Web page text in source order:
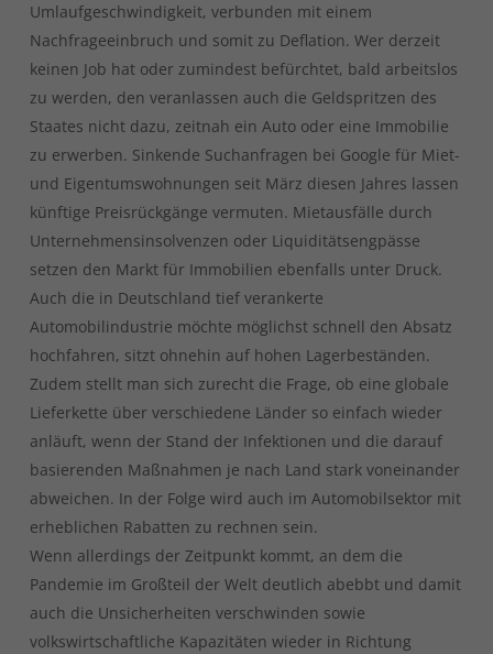
Umlaufgeschwindigkeit, verbunden mit einem
Nachfrageeinbruch und somit zu Deflation. Wer derzeit
keinen Job hat oder zumindest befürchtet, bald arbeitslos
zu werden, den veranlassen auch die Geldspritzen des
Staates nicht dazu, zeitnah ein Auto oder eine Immobilie
zu erwerben. Sinkende Suchanfragen bei Google für Miet-
und Eigentumswohnungen seit März diesen Jahres lassen
künftige Preisrückgänge vermuten. Mietausfälle durch
Unternehmensinsolvenzen oder Liquiditätsengpässe
setzen den Markt für Immobilien ebenfalls unter Druck.
Auch die in Deutschland tief verankerte
Automobilindustrie möchte möglichst schnell den Absatz
hochfahren, sitzt ohnehin auf hohen Lagerbeständen.
Zudem stellt man sich zurecht die Frage, ob eine globale
Lieferkette über verschiedene Länder so einfach wieder
anläuft, wenn der Stand der Infektionen und die darauf
basierenden Maßnahmen je nach Land stark voneinander
abweichen. In der Folge wird auch im Automobilsektor mit
erheblichen Rabatten zu rechnen sein.
Wenn allerdings der Zeitpunkt kommt, an dem die
Pandemie im Großteil der Welt deutlich abebbt und damit
auch die Unsicherheiten verschwinden sowie
volkswirtschaftliche Kapazitäten wieder in Richtung